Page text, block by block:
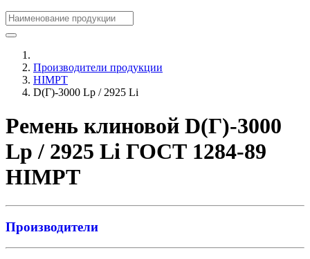
Производители продукции
HIMPT
D(Г)-3000 Lp / 2925 Li
Ремень клиновой D(Г)-3000
Lp / 2925 Li ГОСТ 1284-89
HIMPT
Производители